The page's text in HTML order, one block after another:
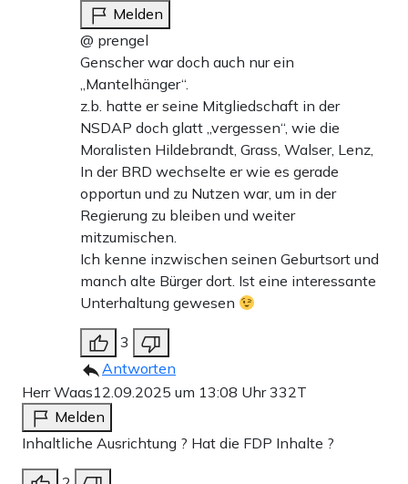
Melden
@ prengel
Genscher war doch auch nur ein
„Mantelhänger“.
z.b. hatte er seine Mitgliedschaft in der
NSDAP doch glatt „vergessen“, wie die
Moralisten Hildebrandt, Grass, Walser, Lenz,
In der BRD wechselte er wie es gerade
opportun und zu Nutzen war, um in der
Regierung zu bleiben und weiter
mitzumischen.
Ich kenne inzwischen seinen Geburtsort und
manch alte Bürger dort. Ist eine interessante
Unterhaltung gewesen
3
Antworten
Herr Waas12.09.2025 um 13:08 Uhr332T
Melden
Inhaltliche Ausrichtung ? Hat die FDP Inhalte ?